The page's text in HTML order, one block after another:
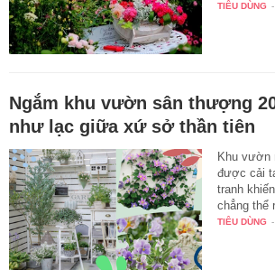
TIÊU DÙNG -
Ngắm khu vườn sân thượng
như lạc giữa xứ sở thần tiên
Khu vườn
được cải
tranh
chẳng thể
TIÊU DÙNG -